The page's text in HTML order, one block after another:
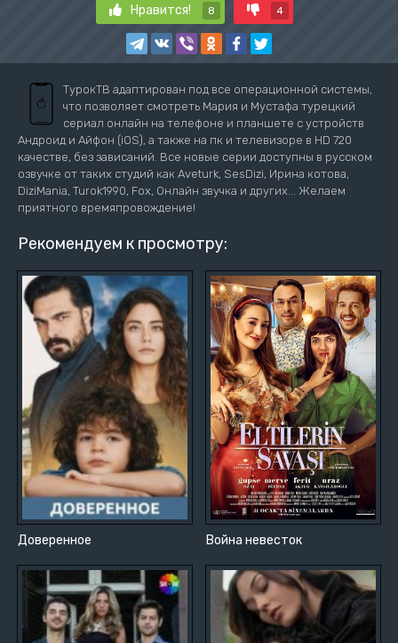
Нравится! 8 4
ТурокТВ адаптирован под все операционной системы,
что позволяет смотреть Мария и Мустафа турецкий
сериал онлайн на телефоне и планшете с устройств
Андроид и Айфон (iOS), а также на пк и телевизоре в HD 720
качестве, без зависаний. Все новые серии доступны в русском
озвучке от таких студий как Aveturk, SesDizi, Ирина котова,
DiziMania, Turok1990, Fox, Онлайн звучка и других... Желаем
приятного времяпровождение!
Рекомендуем к просмотру:
Доверенное Война невесток